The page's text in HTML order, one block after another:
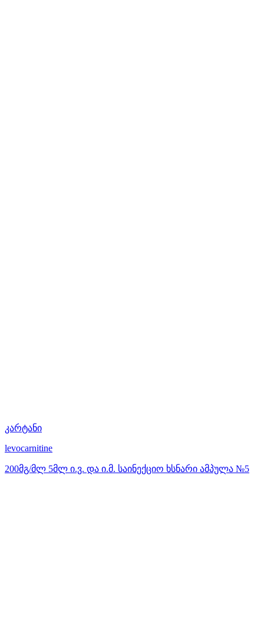
კარტანი
levocarnitine
200მგ/მლ 5მლ ი.ვ. და ი.მ. საინექციო ხსნარი ამპულა №5